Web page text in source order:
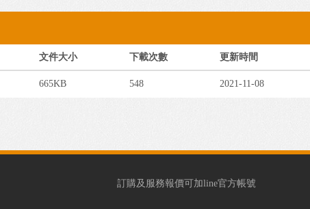
文件大小 下載次數 更新時間
665KB 548 2021-11-08
訂購及服務報價可加line官方帳號